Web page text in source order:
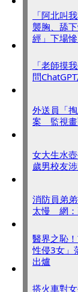
「阿北叫
襲胸、舔
經」下場
「老師摸
問
外送員「
案 監視畫
女大生水
歲男校友
消防員弟
太慢 網：
醫界之恥
性侵3女
出爐
搭火車對